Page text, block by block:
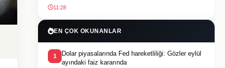
11:28
EN ÇOK OKUNANLAR
1
Dolar piyasalarında Fed hareketliliği: Gözler eylül
ayındaki faiz kararında